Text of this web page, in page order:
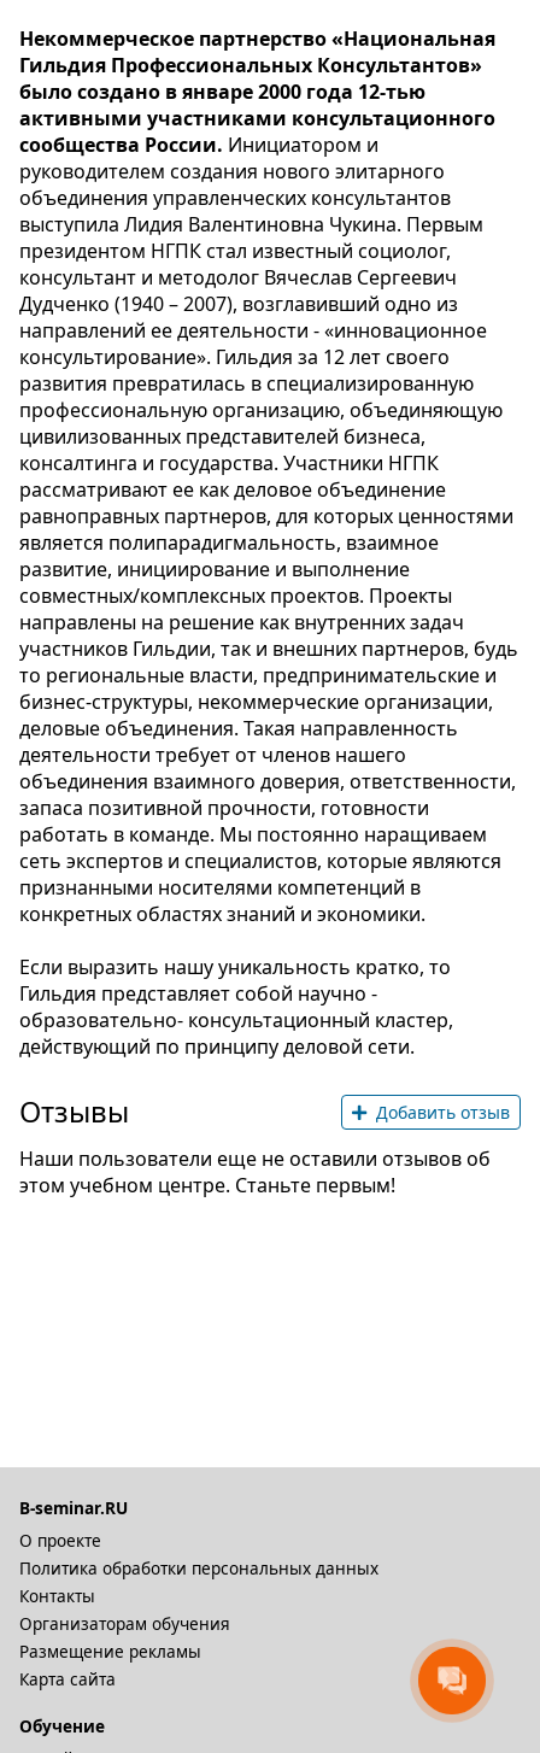
Некоммерческое партнерство «Национальная
Гильдия Профессиональных Консультантов»
было создано в январе 2000 года 12-тью
активными участниками консультационного
сообщества России. Инициатором и
руководителем создания нового элитарного
объединения управленческих консультантов
выступила Лидия Валентиновна Чукина. Первым
президентом НГПК стал известный социолог,
консультант и методолог Вячеслав Сергеевич
Дудченко (1940 – 2007), возглавивший одно из
направлений ее деятельности - «инновационное
консультирование». Гильдия за 12 лет своего
развития превратилась в специализированную
профессиональную организацию, объединяющую
цивилизованных представителей бизнеса,
консалтинга и государства. Участники НГПК
рассматривают ее как деловое объединение
равноправных партнеров, для которых ценностями
является полипарадигмальность, взаимное
развитие, инициирование и выполнение
совместных/комплексных проектов. Проекты
направлены на решение как внутренних задач
участников Гильдии, так и внешних партнеров, будь
то региональные власти, предпринимательские и
бизнес-структуры, некоммерческие организации,
деловые объединения. Такая направленность
деятельности требует от членов нашего
объединения взаимного доверия, ответственности,
запаса позитивной прочности, готовности
работать в команде. Мы постоянно наращиваем
сеть экспертов и специалистов, которые являются
признанными носителями компетенций в
конкретных областях знаний и экономики.
Если выразить нашу уникальность кратко, то
Гильдия представляет собой научно -
образовательно- консультационный кластер,
действующий по принципу деловой сети.
Отзывы Добавить отзыв
Наши пользователи еще не оставили отзывов об
этом учебном центре. Станьте первым!
B-seminar.RU
О проекте
Политика обработки персональных данных
Контакты
Организаторам обучения
Размещение рекламы
Карта сайта
Обучение